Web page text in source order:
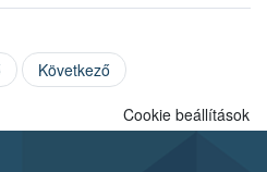
Következő
Cookie beállítások